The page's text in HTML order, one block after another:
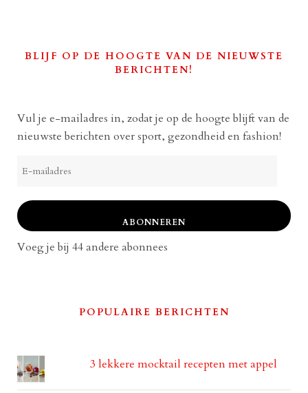
BLIJF OP DE HOOGTE VAN DE NIEUWSTE
BERICHTEN!
Vul je e-mailadres in, zodat je op de hoogte blijft van de
nieuwste berichten over sport, gezondheid en fashion!
mailadres
ABONNEREN
Voeg je bij 44 andere abonnees
POPULAIRE BERICHTEN
3 lekkere mocktail recepten met appel